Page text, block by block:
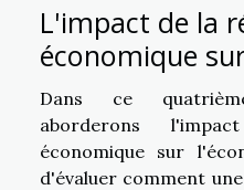
L'impact de la
économique
Dans ce
aborderons
économique sur
d'évaluer comment